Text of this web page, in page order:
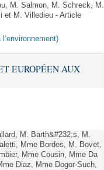
M. Salmon, M. Schreck, M.
et M. Villedieu - Article
EUROPÉEN AUX
M. Barth&#232;s, M.
Mme Bordes, M. Bovet,
Mme Cousin, Mme Da
Diaz, Mme Dogor-Such,